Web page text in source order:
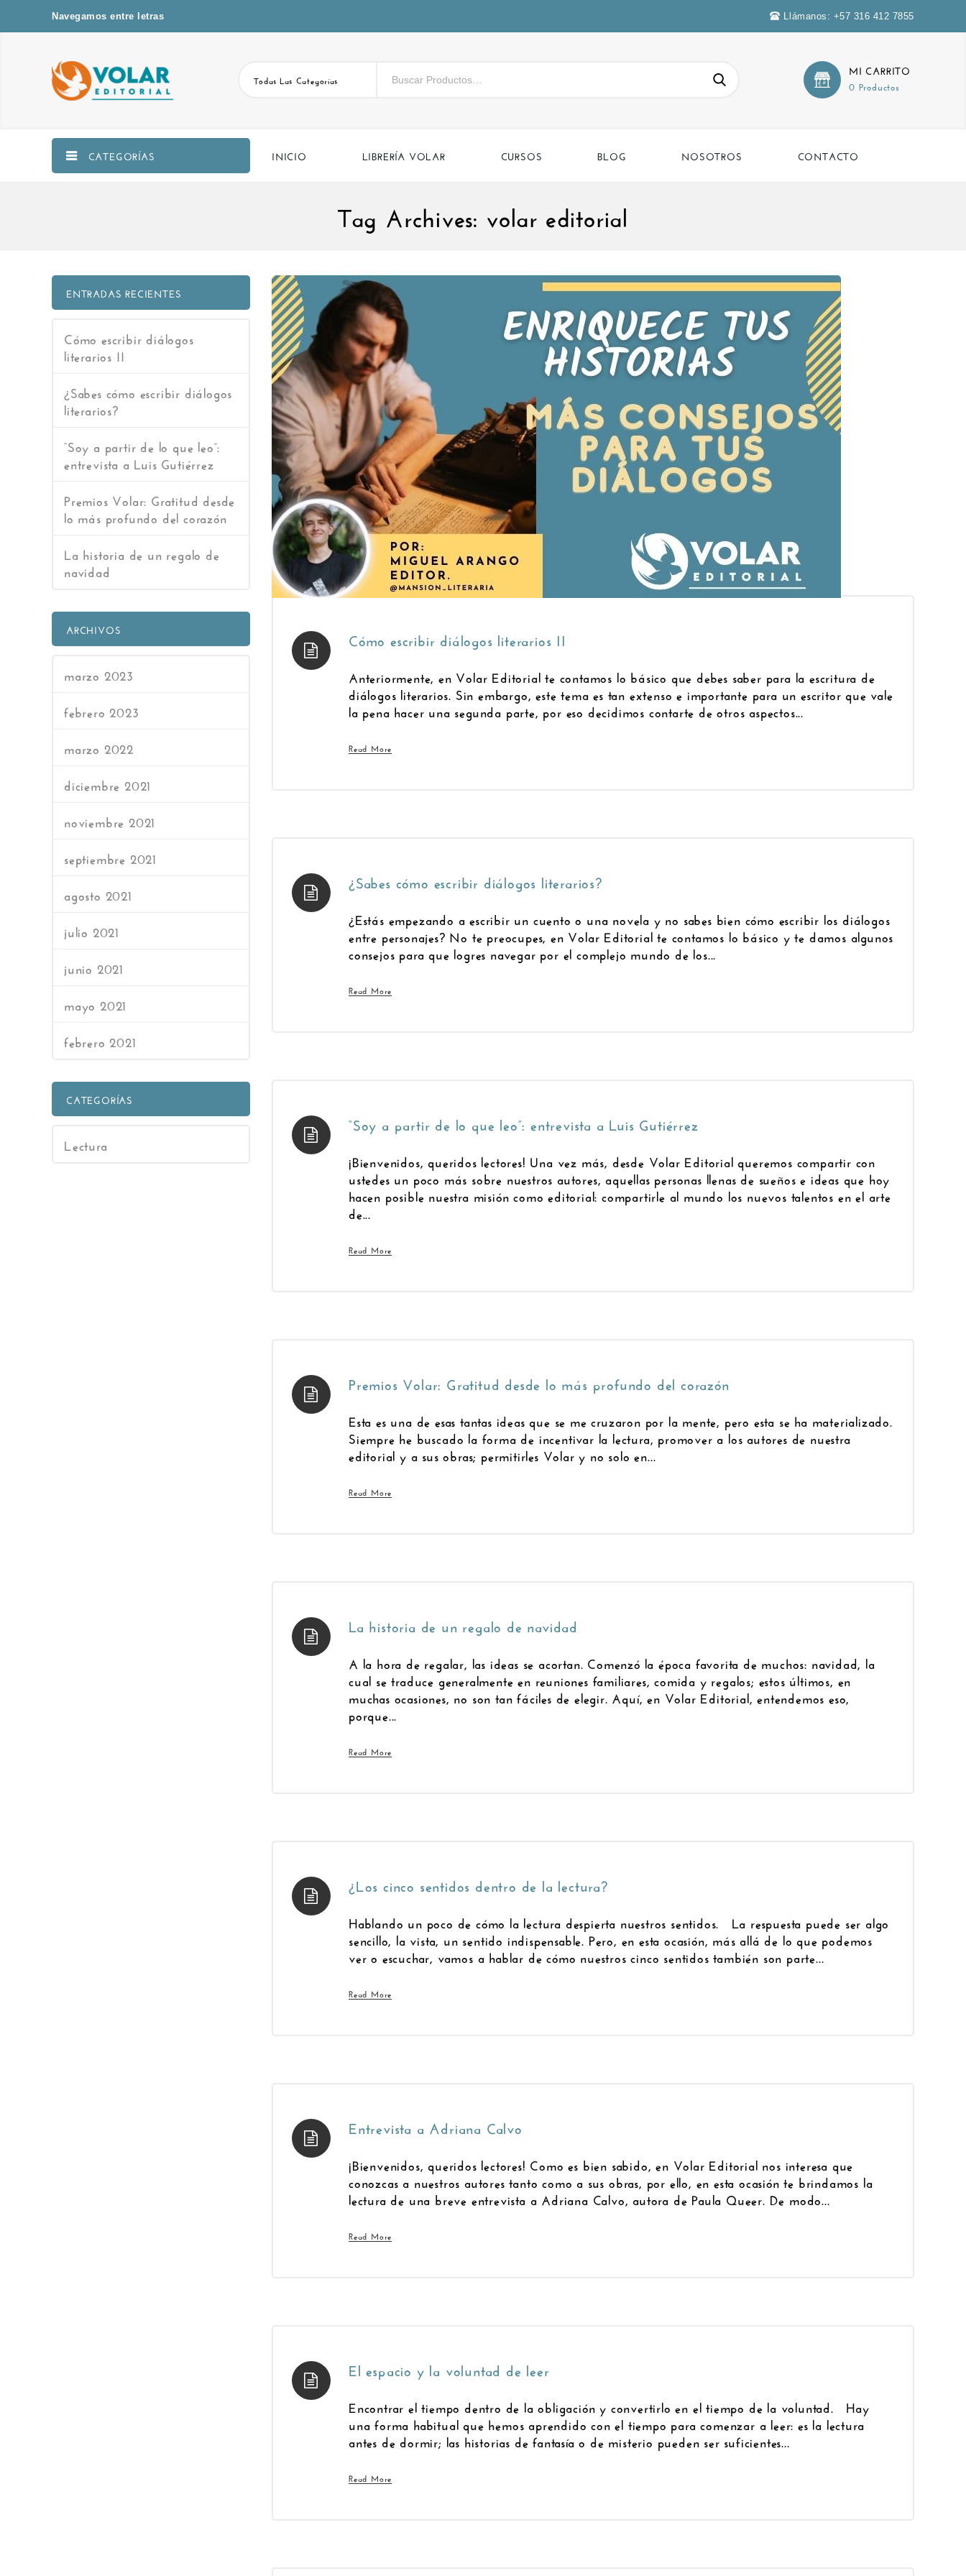
Navegamos entre letras Llámanos: +57 316 412 7855
Todas Las Categorías
MI CARRITO
0 Productos
CATEGORÍAS INICIO LIBRERÍA VOLAR CURSOS BLOG NOSOTROS CONTACTO
Tag Archives: volar editorial
Cómo escribir diálogos literarios II
Anteriormente, en Volar Editorial te contamos lo básico que debes saber para la escritura de
diálogos literarios. Sin embargo, este tema es tan extenso e importante para un escritor que vale
la pena hacer una segunda parte, por eso decidimos contarte de otros aspectos...
Read More
¿Sabes cómo escribir diálogos literarios?
¿Estás empezando a escribir un cuento o una novela y no sabes bien cómo escribir los diálogos
entre personajes? No te preocupes, en Volar Editorial te contamos lo básico y te damos algunos
consejos para que logres navegar por el complejo mundo de los...
Read More
“Soy a partir de lo que leo”: entrevista a Luis Gutiérrez
¡Bienvenidos, queridos lectores! Una vez más, desde Volar Editorial queremos compartir con
ustedes un poco más sobre nuestros autores, aquellas personas llenas de sueños e ideas que hoy
hacen posible nuestra misión como editorial: compartirle al mundo los nuevos talentos en el arte
de...
Read More
Premios Volar: Gratitud desde lo más profundo del corazón
Esta es una de esas tantas ideas que se me cruzaron por la mente, pero esta se ha materializado.
Siempre he buscado la forma de incentivar la lectura, promover a los autores de nuestra
editorial y a sus obras; permitirles Volar y no solo en...
Read More
La historia de un regalo de navidad
A la hora de regalar, las ideas se acortan. Comenzó la época favorita de muchos: navidad, la
cual se traduce generalmente en reuniones familiares, comida y regalos; estos últimos, en
muchas ocasiones, no son tan fáciles de elegir. Aquí, en Volar Editorial, entendemos eso,
porque...
Read More
¿Los cinco sentidos dentro de la lectura?
Hablando un poco de cómo la lectura despierta nuestros sentidos. La respuesta puede ser algo
sencillo, la vista, un sentido indispensable. Pero, en esta ocasión, más allá de lo que podemos
ver o escuchar, vamos a hablar de cómo nuestros cinco sentidos también son parte...
Read More
Entrevista a Adriana Calvo
¡Bienvenidos, queridos lectores! Como es bien sabido, en Volar Editorial nos interesa que
conozcas a nuestros autores tanto como a sus obras, por ello, en esta ocasión te brindamos la
lectura de una breve entrevista a Adriana Calvo, autora de Paula Queer. De modo...
Read More
El espacio y la voluntad de leer
Encontrar el tiempo dentro de la obligación y convertirlo en el tiempo de la voluntad. Hay
una forma habitual que hemos aprendido con el tiempo para comenzar a leer: es la lectura
antes de dormir; las historias de fantasía o de misterio pueden ser suficientes...
Read More
ENTRADAS RECIENTES
Cómo escribir diálogos
literarios II
¿Sabes cómo escribir diálogos
literarios?
“Soy a partir de lo que leo”:
entrevista a Luis Gutiérrez
Premios Volar: Gratitud desde
lo más profundo del corazón
La historia de un regalo de
navidad
ARCHIVOS
marzo 2023
febrero 2023
marzo 2022
diciembre 2021
noviembre 2021
septiembre 2021
agosto 2021
julio 2021
junio 2021
mayo 2021
febrero 2021
CATEGORÍAS
Lectura